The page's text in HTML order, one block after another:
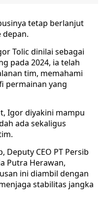
tetap berlanjut
Tolic dinilai sebagai
pada 2024, ia telah
tim, memahami
permainan yang
Igor diyakini mampu
ada sekaligus
Deputy CEO PT Persib
Putra Herawan,
ini diambil dengan
stabilitas jangka